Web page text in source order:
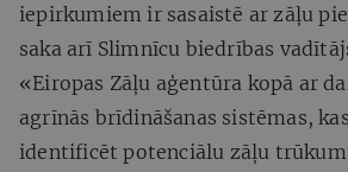
iepirkumiem ir sasaistē ar zāļu
saka arī Slimnīcu biedrības
«Eiropas Zāļu aģentūra kopā ar
agrīnās brīdināšanas sistēmas,
identificēt potenciālu zāļu